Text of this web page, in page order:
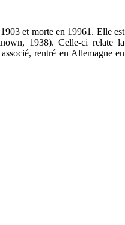
et morte en 19961. Elle est
1938). Celle-ci relate la
rentré en Allemagne en